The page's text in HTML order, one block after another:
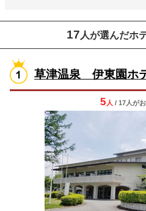
17 人が選んだホ
草津温泉 伊東園ホ
5 人 / 17人が